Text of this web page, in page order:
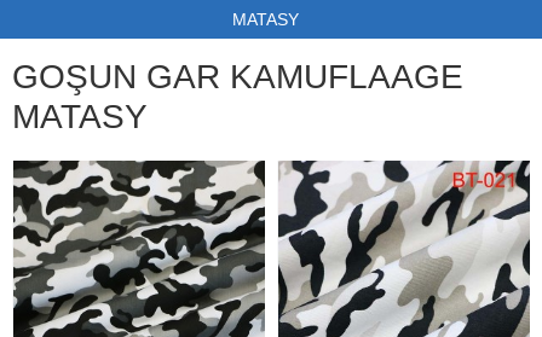
MATASY
GOŞUN GAR KAMUFLAAGE
MATASY